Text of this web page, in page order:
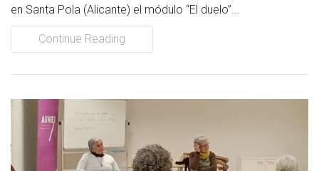
en Santa Pola (Alicante) el módulo “El duelo”...
Continue Reading